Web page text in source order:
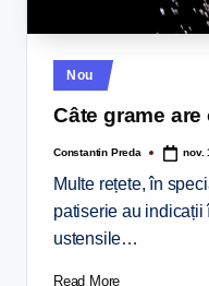
Nou
Câte grame
Constantin Preda nov.
Multe rețete, în
patiserie au
ustensile…
Read More